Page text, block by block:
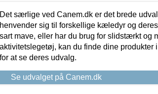
Det særlige ved Canem.dk er det brede
henvender sig til forskellige kæledyr og
sart mave, eller har du brug for slidstærkt og
aktivitetslegetøj, kan du finde dine produkter
for at se deres udvalg.
Se udvalget på Canem.dk